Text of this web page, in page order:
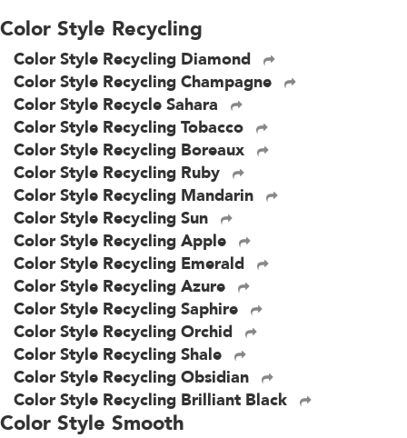
Color Style Recycling
Color Style Recycling Diamond
Color Style Recycling Champagne
Color Style Recycle Sahara
Color Style Recycling Tobacco
Color Style Recycling Boreaux
Color Style Recycling Ruby
Color Style Recycling Mandarin
Color Style Recycling Sun
Color Style Recycling Apple
Color Style Recycling Emerald
Color Style Recycling Azure
Color Style Recycling Saphire
Color Style Recycling Orchid
Color Style Recycling Shale
Color Style Recycling Obsidian
Color Style Recycling Brilliant Black
Color Style Smooth